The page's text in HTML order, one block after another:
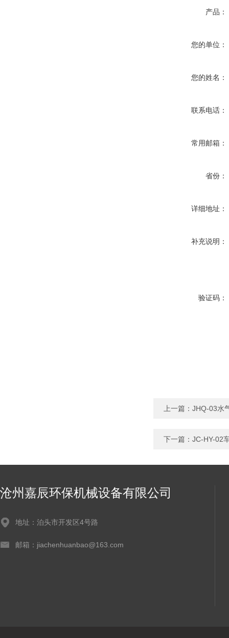
产品：
您的单位：
您的姓名：
联系电话：
常用邮箱：
省份：
详细地址：
补充说明：
验证码：
上一篇： JHQ-03水
下一篇： JC-HY-02
沧州嘉辰环保机械设备有限公司
地址：泊头市开发区4号路
邮箱：jiachenhuanbao@163.com